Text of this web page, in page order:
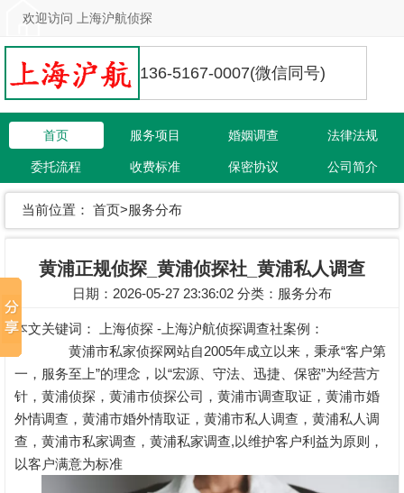
欢迎访问 上海沪航侦探
136-5167-0007(微信同号)
首页 服务项目 婚姻调查 法律法规
委托流程 收费标准 保密协议 公司简介
当前位置： 首页>服务分布
黄浦正规侦探_黄浦侦探社_黄浦私人调查
日期：2026-05-27 23:36:02 分类： 服务分布
本文关键词：
上海侦探 -上海沪航侦探调查社案例：
黄浦市私家侦探网站自2005年成立以来，秉承“客户第
一，服务至上”的理念，以“宏源、守法、迅捷、保密”为经营方
针，黄浦侦探，黄浦市侦探公司，黄浦市调查取证，黄浦市婚
外情调查，黄浦市婚外情取证，黄浦市私人调查，黄浦私人调
查，黄浦市私家调查，黄浦私家调查,以维护客户利益为原则，
以客户满意为标准